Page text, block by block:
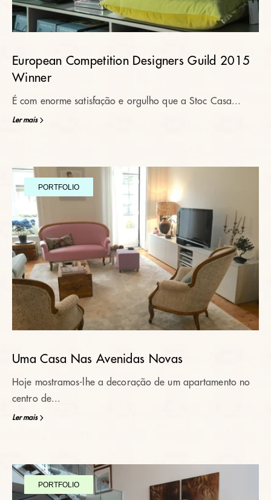
European Competition Designers Guild 2015
Winner
É com enorme satisfação e orgulho que a Stoc Casa...
Ler mais
Uma Casa Nas Avenidas Novas
Hoje mostramos-lhe a decoração de um apartamento no
centro de...
PORTFOLIO
Ler mais
PORTFOLIO